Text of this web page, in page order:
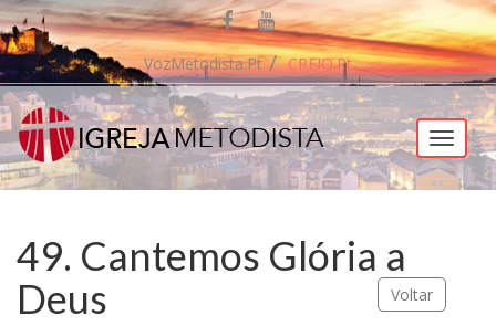
VozMetodista.pt CREIO.pt
Menu
49. Cantemos Glória a
Deus
Voltar